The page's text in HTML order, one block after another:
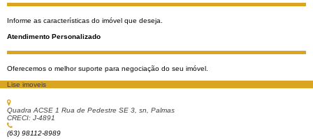
Informe as características do imóvel que deseja.
Atendimento Personalizado
Oferecemos o melhor suporte para negociação do seu imóvel.
Lise imoveis
Quadra ACSE 1 Rua de Pedestre SE 3, sn, Palmas
CRECI: J-4891
(63) 98112-8989